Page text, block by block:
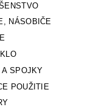
NÁSOBIČE
A SPOJKY
POUŽITIE